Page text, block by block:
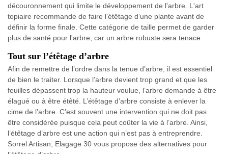
découronnement qui limite le développement de l'arbre. L'art
topiaire recommande de faire l’étêtage d’une plante avant de
définir la forme finale. Cette catégorie de taille permet de garder
plus de santé pour l'arbre, car un arbre robuste sera tenace.
Tout sur l’étêtage d’arbre
Afin de remettre de l’ordre dans la tenue d’arbre, il est essentiel
de bien le traiter. Lorsque l’arbre devient trop grand et que les
feuilles dépassent trop la hauteur voulue, l’arbre demande à être
élagué ou à être étêté. L’étêtage d’arbre consiste à enlever la
cime de l’arbre. C’est souvent une intervention qui ne doit pas
être considérée puisque cela peut coûter la vie à l’arbre. Ainsi,
l’étêtage d’arbre est une action qui n’est pas à entreprendre.
Sorrel Artisan; Elagage 30 vous propose des alternatives pour